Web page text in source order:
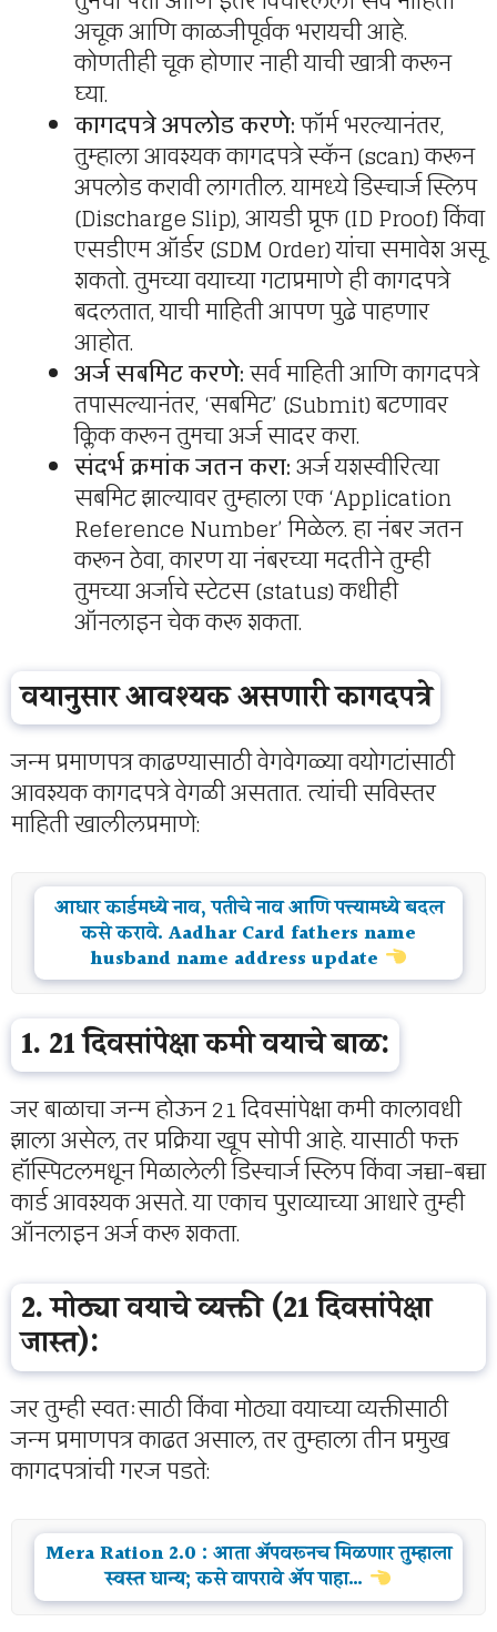
अचूक आणि काळजीपूर्वक भरायची आहे.
कोणतीही चूक होणार नाही याची खात्री करून
घ्या.
कागदपत्रे अपलोड करणे:फॉर्म भरल्यानंतर,
तुम्हाला आवश्यक कागदपत्रे स्कॅन (scan) करून
अपलोड करावी लागतील. यामध्ये डिस्चार्ज स्लिप
(Discharge Slip), आयडी प्रूफ (ID Proof) किंवा
एसडीएम ऑर्डर (SDM Order) यांचा समावेश असू
शकतो. तुमच्या वयाच्या गटाप्रमाणे ही कागदपत्रे
बदलतात, याची माहिती आपण पुढे पाहणार
आहोत.
अर्ज सबमिट करणे:सर्व माहिती आणि कागदपत्रे
तपासल्यानंतर, ‘सबमिट’ (Submit) बटणावर
क्लिक करून तुमचा अर्ज सादर करा.
संदर्भ क्रमांक जतन करा:अर्ज यशस्वीरित्या
सबमिट झाल्यावर तुम्हाला एक ‘Application
Reference Number’ मिळेल. हा नंबर जतन
करून ठेवा, कारण या नंबरच्या मदतीने तुम्ही
तुमच्या अर्जाचे स्टेटस (status) कधीही
ऑनलाइन चेक करू शकता.
वयानुसार आवश्यक असणारी कागदपत्रे
जन्म प्रमाणपत्र काढण्यासाठी वेगवेगळ्या वयोगटांसाठी
आवश्यक कागदपत्रे वेगळी असतात. त्यांची सविस्तर
माहिती खालीलप्रमाणे:
आधार कार्डमध्ये नाव, पतीचे नाव आणि पत्त्यामध्ये बदल
कसे करावे. Aadhar Card fathers name
husband name address update
1. 21 दिवसांपेक्षा कमी वयाचे बाळ:
जर बाळाचा जन्म होऊन 21 दिवसांपेक्षा कमी कालावधी
झाला असेल, तर प्रक्रिया खूप सोपी आहे. यासाठी फक्त
हॉस्पिटलमधून मिळालेली डिस्चार्ज स्लिप किंवा जच्चा-बच्चा
कार्ड आवश्यक असते. या एकाच पुराव्याच्या आधारे तुम्ही
ऑनलाइन अर्ज करू शकता.
2. मोठ्या वयाचे व्यक्ती (21 दिवसांपेक्षा
जास्त):
जर तुम्ही स्वतःसाठी किंवा मोठ्या वयाच्या व्यक्तीसाठी
जन्म प्रमाणपत्र काढत असाल, तर तुम्हाला तीन प्रमुख
कागदपत्रांची गरज पडते:
Mera Ration 2.0 : आता अ‍ॅपवरूनच मिळणार तुम्हाला
स्वस्त धान्य; कसे वापरावे अ‍ॅप पाहा…